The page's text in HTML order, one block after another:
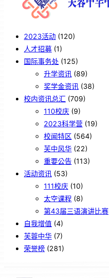
2023活动 (120)
人才招募 (1)
国际事务处 (125)
升学资讯 (89)
奖学金资讯 (38)
校内资讯总汇 (709)
110校庆 (9)
2023科学营 (19)
校闻特区 (564)
芙中风华 (22)
重要公告 (113)
活动资讯 (53)
111校庆 (10)
太空课程 (8)
第43届三语演讲比赛
自我增值 (4)
芙蓉中华 (7)
荣誉榜 (281)